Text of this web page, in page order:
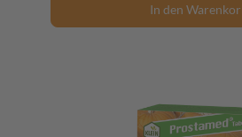
In den